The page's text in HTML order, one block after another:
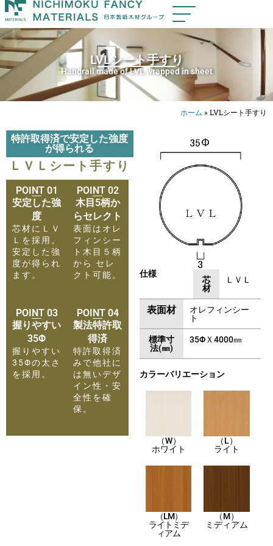
LVLシート手すり
Handrail made of LVL wrapped in sheet
ホーム » LVLシート手すり
特許取得済で安定した強度
が得られる
ＬＶＬシート手すり
POINT 01
安定した強
度
芯材にＬＶ
Ｌを採用。
安定した強
度が得られ
ます。
POINT 02
木目5柄か
らセレクト
表面はオレ
フィンシー
ト木目５柄
から セレ
クト可能。
POINT 03
握りやすい
35Φ
握りやすい
35Φの太さ
を採用。
POINT 04
製法特許取
得済
特許取得済
みで他社に
は無いデザ
イン性・安
全性を確
保。
仕様
芯
材
ＬＶＬ
表面材
オレフィンシー
ト
標準寸
法(㎜)
35ΦＸ4000㎜
カラーバリエーション
（W）
ホワイト
（L）
ライト
（LM）
ライトミデ
ィアム
（M）
ミディアム